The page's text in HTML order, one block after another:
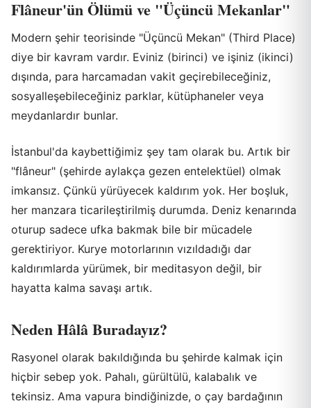
Flâneur'ün Ölümü ve "Üçüncü Mekanlar"
Modern şehir teorisinde "Üçüncü Mekan" (Third Place)
diye bir kavram vardır. Eviniz (birinci) ve işiniz (ikinci)
dışında, para harcamadan vakit geçirebileceğiniz,
sosyalleşebileceğiniz parklar, kütüphaneler veya
meydanlardır bunlar.
İstanbul'da kaybettiğimiz şey tam olarak bu. Artık bir
"flâneur" (şehirde aylakça gezen entelektüel) olmak
imkansız. Çünkü yürüyecek kaldırım yok. Her boşluk,
her manzara ticarileştirilmiş durumda. Deniz kenarında
oturup sadece ufka bakmak bile bir mücadele
gerektiriyor. Kurye motorlarının vızıldadığı dar
kaldırımlarda yürümek, bir meditasyon değil, bir
hayatta kalma savaşı artık.
Neden Hâlâ Buradayız?
Rasyonel olarak bakıldığında bu şehirde kalmak için
hiçbir sebep yok. Pahalı, gürültülü, kalabalık ve
tekinsiz. Ama vapura bindiğinizde, o çay bardağının